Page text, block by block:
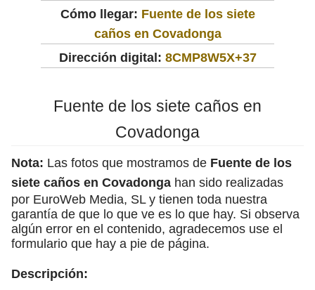
Cómo llegar: Fuente de los siete
caños en Covadonga
Dirección digital: 8CMP8W5X+37
Fuente de los siete caños en
Covadonga
Nota: Las fotos que mostramos de Fuente de los
siete caños en Covadonga han sido realizadas
por EuroWeb Media, SL y tienen toda nuestra
garantía de que lo que ve es lo que hay. Si observa
algún error en el contenido, agradecemos use el
formulario que hay a pie de página.
Descripción: